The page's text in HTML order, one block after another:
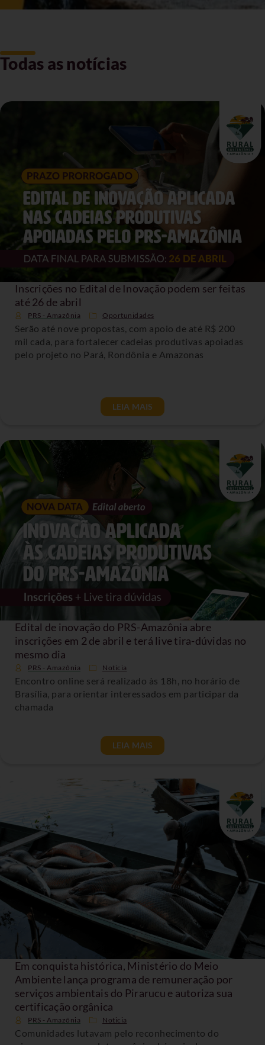
Todas as notícias
Inscrições no Edital de Inovação podem ser feitas
até 26 de abril
PRS - Amazônia Oportunidades
Serão até nove propostas, com apoio de até R$ 200
mil cada, para fortalecer cadeias produtivas apoiadas
pelo projeto no Pará, Rondônia e Amazonas
LEIA MAIS
Edital de inovação do PRS-Amazônia abre
inscrições em 2 de abril e terá live tira-dúvidas no
mesmo dia
PRS - Amazônia Noticia
Encontro online será realizado às 18h, no horário de
Brasília, para orientar interessados em participar da
chamada
LEIA MAIS
Em conquista histórica, Ministério do Meio
Ambiente lança programa de remuneração por
serviços ambientais do Pirarucu e autoriza sua
certificação orgânica
PRS - Amazônia Noticia
Comunidades lutavam pelo reconhecimento do